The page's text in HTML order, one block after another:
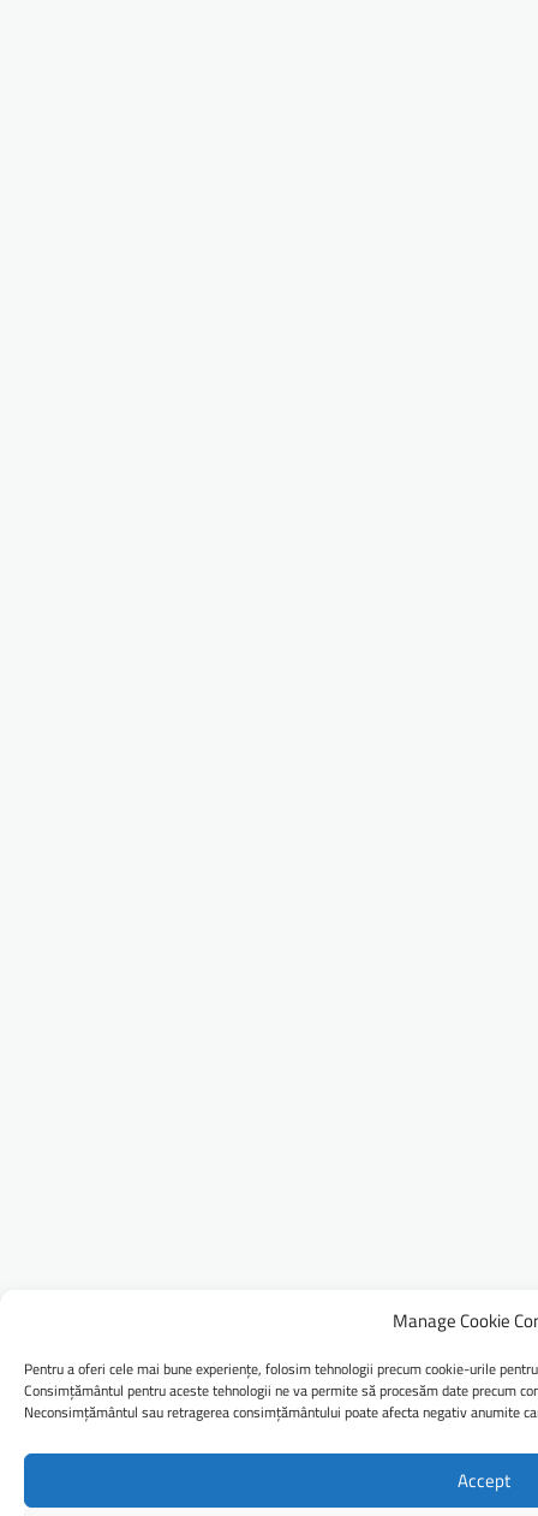
Manage Cookie
Pentru a oferi cele mai bune experiențe, folosim tehnologii precum cookie-urile
Consimțământul pentru aceste tehnologii ne va permite să procesăm date precum
Neconsimțământul sau retragerea consimțământului poate afecta negativ anumite
Accept